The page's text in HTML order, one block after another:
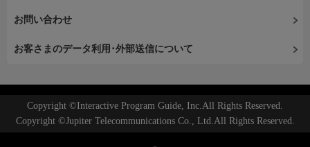
お問い合わせ
お客さまのデータ利用･外部送信について
Copyright ©Interactive Program Guide, Inc.All Rights Reserved.
Copyright ©Jupiter Telecommunications Co., Ltd.All Rights Reserved.